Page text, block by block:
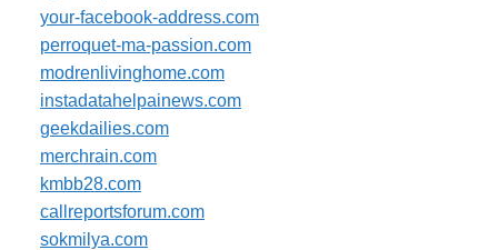
your-facebook-address.com
perroquet-ma-passion.com
modrenlivinghome.com
instadatahelpainews.com
geekdailies.com
merchrain.com
kmbb28.com
callreportsforum.com
sokmilya.com